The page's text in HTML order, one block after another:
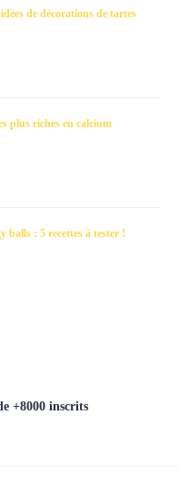
de décorations de tartes
plus riches en calcium
balls : 5 recettes à tester !
+8000 inscrits